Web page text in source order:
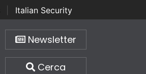
Italian Security
Newsletter
Cerca